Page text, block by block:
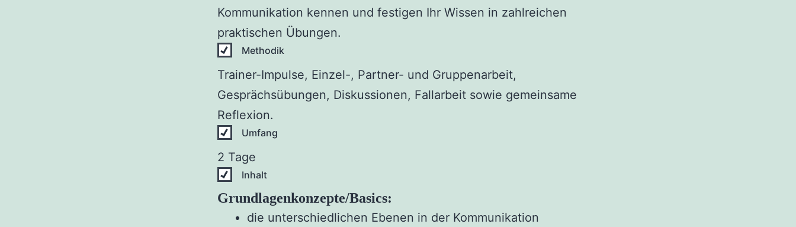
Kommunikation kennen und festigen Ihr Wissen in zahlreichen
praktischen Übungen.
Methodik
Trainer-Impulse, Einzel-, Partner- und Gruppenarbeit,
Gesprächsübungen, Diskussionen, Fallarbeit sowie gemeinsame
Reflexion.
Umfang
2 Tage
Inhalt
Grundlagenkonzepte/Basics:
die unterschiedlichen Ebenen in der Kommunikation